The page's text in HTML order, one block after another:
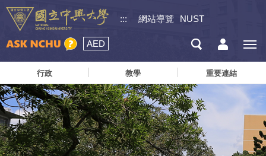
::: 網站導覽 NUST
AED
行政 教學 重要連結